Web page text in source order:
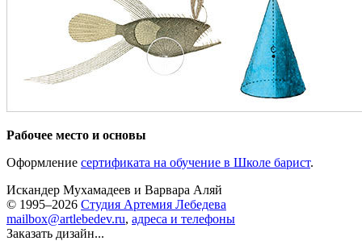
Рабочее место и основы
Оформление сертификата на обучение в Школе барист.
Искандер Мухамадеев и Варвара Аляй
© 1995–2026 Студия Артемия Лебедева
mailbox@artlebedev.ru, адреса и телефоны
Заказать дизайн...